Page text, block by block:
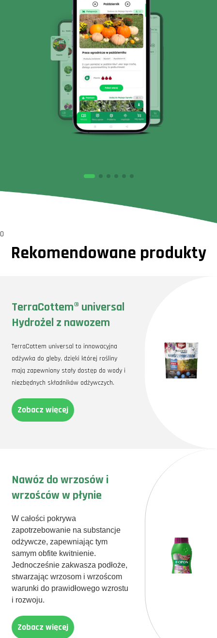
0
Rekomendowane produkty
TerraCottem® universal
Hydrożel z nawozem
TerraCottem universal to innowacyjna
odżywka do gleby, dzięki której rośliny
mają zapewniony stały dostęp do wody i
niezbędnych składników odżywczych.
Zobacz więcej
Nawóz do wrzosów i
wrzośców w płynie
W całości pokrywa
zapotrzebowanie na substancje
odżywcze, zapewniając tym
samym obfite kwitnienie.
Jednocześnie zakwasza podłoże,
stwarzając wrzosom i wrzoścom
warunki do prawidłowego wzrostu
i rozwoju.
Zobacz więcej